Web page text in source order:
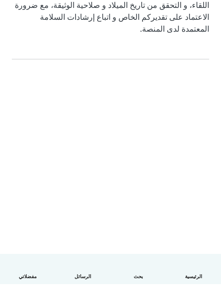
الرئيسية بحث الرسائل مفضلاتي
اللقاء، و التحقق من تاريخ الميلاد و صلاحية الوثيقة، مع ضرورة
الاعتماد على تقديركم الخاص و اتباع إرشادات السلامة
المعتمدة لدى المنصة.